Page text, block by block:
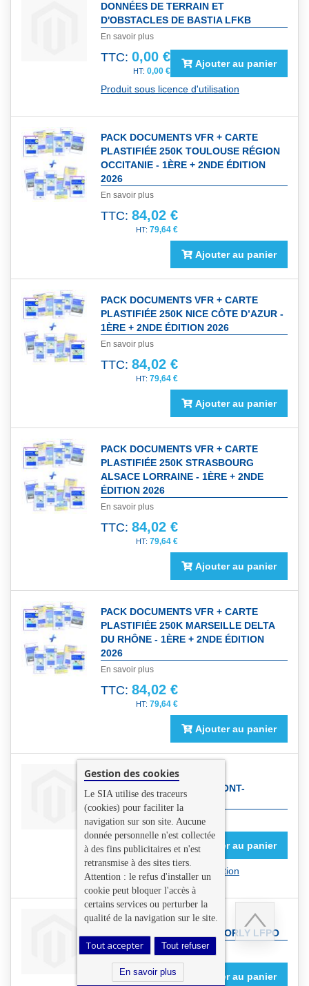
DONNÉES DE TERRAIN ET
D'OBSTACLES DE BASTIA LFKB
En savoir plus
TTC: 0,00 €
0,00 €
Ajouter au panier
Produit sous licence d'utilisation
PACK DOCUMENTS VFR + CARTE
PLASTIFIÉE 250K TOULOUSE RÉGION
OCCITANIE - 1ÈRE + 2NDE ÉDITION
2026
En savoir plus
TTC: 84,02 €
79,64 €
Ajouter au panier
PACK DOCUMENTS VFR + CARTE
PLASTIFIÉE 250K NICE CÔTE D’AZUR -
1ÈRE + 2NDE ÉDITION 2026
En savoir plus
TTC: 84,02 €
79,64 €
Ajouter au panier
PACK DOCUMENTS VFR + CARTE
PLASTIFIÉE 250K STRASBOURG
ALSACE LORRAINE - 1ÈRE + 2NDE
ÉDITION 2026
En savoir plus
TTC: 84,02 €
79,64 €
Ajouter au panier
PACK DOCUMENTS VFR + CARTE
PLASTIFIÉE 250K MARSEILLE DELTA
DU RHÔNE - 1ÈRE + 2NDE ÉDITION
2026
En savoir plus
TTC: 84,02 €
79,64 €
Ajouter au panier
DONNÉES DE TERRAIN ET
D'OBSTACLES DE CLERMONT-
FERRAND LFLC
En savoir plus
TTC:0,00 €
0,00 €
Ajouter au panier
Produit sous licence d'utilisation
DONNÉES DE TERRAIN ET
D'OBSTACLES DE PARIS - ORLY LFPO
En savoir plus
TTC: 0,00 €
0,00 €
Ajouter au panier
haut
Gestion des cookies
Le SIA utilise des traceurs
(cookies) pour faciliter la
navigation sur son site. Aucune
donnée personnelle n'est collectée
à des fins publicitaires et n'est
retransmise à des sites tiers.
Attention : le refus d'installer un
cookie peut bloquer l'accès à
certains services ou perturber la
qualité de la navigation sur le site.
Tout accepter Tout refuser
En savoir plus